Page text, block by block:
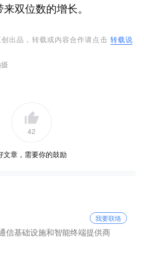
双位数的增长。
创出品，转载或内容合作请点击 转载说
42
文章，需要你的鼓励
我要联络
信基础设施和智能终端提供商